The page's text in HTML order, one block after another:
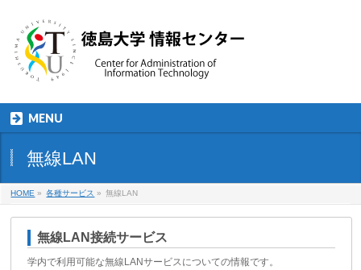
MENU
無線LAN
HOME » 各種サービス » 無線LAN
無線LAN接続サービス
学内で利用可能な無線LANサービスについての情報です。